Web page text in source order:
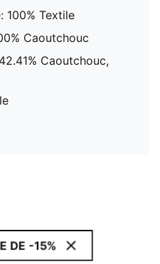
100% Textile
Caoutchouc
Caoutchouc,
DE -15%